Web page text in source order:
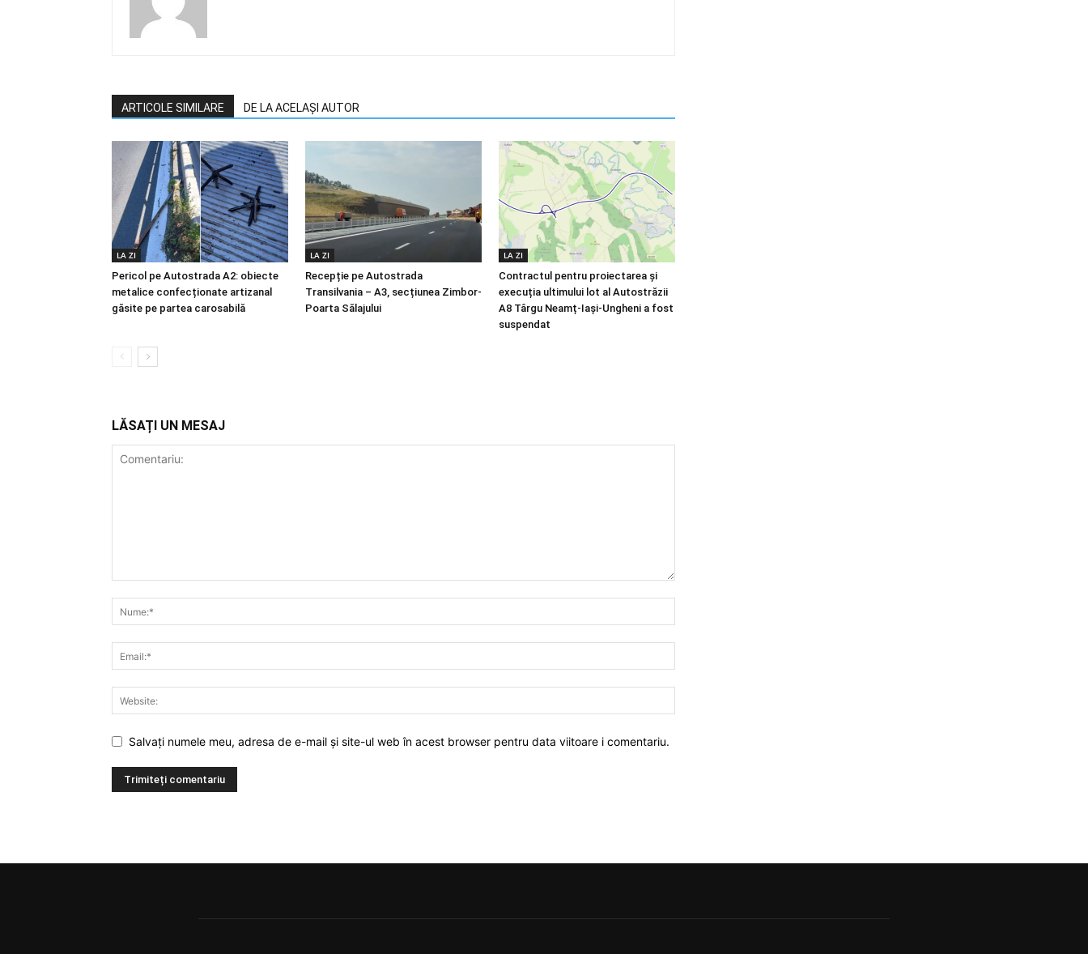
ARTICOLE SIMILARE DE LA ACELAȘI AUTOR
LA ZI
Pericol pe Autostrada A2: obiecte
metalice confecționate artizanal
găsite pe partea carosabilă
LA ZI
Recepție pe Autostrada
Transilvania – A3, secțiunea Zimbor-
Poarta Sălajului
LA ZI
Contractul pentru proiectarea și
execuția ultimului lot al Autostrăzii
A8 Târgu Neamț-Iași-Ungheni a fost
suspendat
LĂSAȚI UN MESAJ
Salvați numele meu, adresa de e-mail și site-ul web în acest browser pentru data viitoare i comentariu.